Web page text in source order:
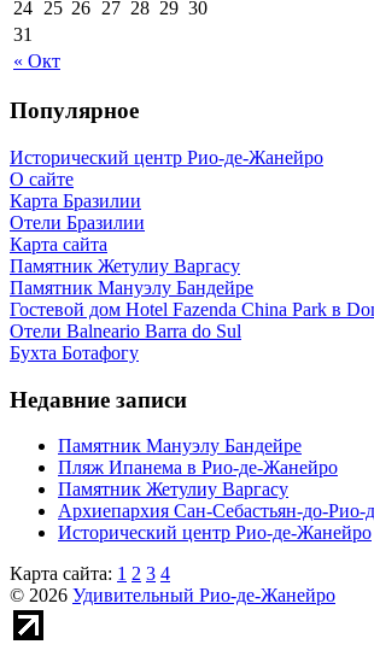
« Окт
24 25 26 27 28 29 30
31
Популярное
Исторический центр Рио-де-Жанейро
О сайте
Карта Бразилии
Отели Бразилии
Карта сайта
Памятник Жетулиу Варгасу
Памятник Мануэлу Бандейре
Гостевой дом Hotel Fazenda China Park в
Отели Balneario Barra do Sul
Бухта Ботафогу
Недавние записи
Памятник Мануэлу Бандейре
Пляж Ипанема в Рио-де-Жанейро
Памятник Жетулиу Варгасу
Архиепархия Сан-Себастьян-до-Рио-
Исторический центр Рио-де-Жанейро
Карта сайта: 1 2 3 4
© 2026 Удивительный Рио-де-Жанейро